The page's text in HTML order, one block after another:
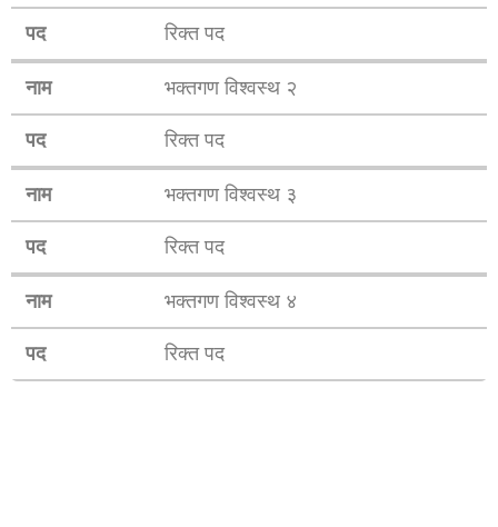
पद रिक्त पद
नाम भक्तगण विश्वस्थ २
पद रिक्त पद
नाम भक्तगण विश्वस्थ ३
पद रिक्त पद
नाम भक्तगण विश्वस्थ ४
पद रिक्त पद